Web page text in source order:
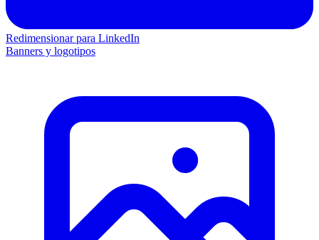
Redimensionar para LinkedIn
Banners y logotipos